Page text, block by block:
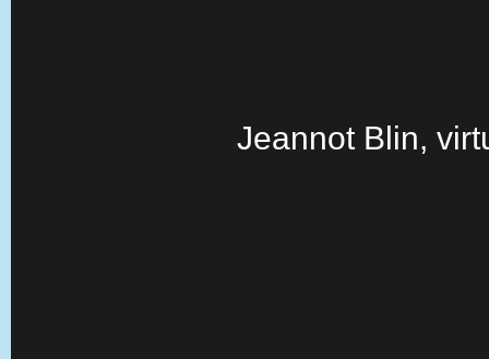
Jeannot Blin,